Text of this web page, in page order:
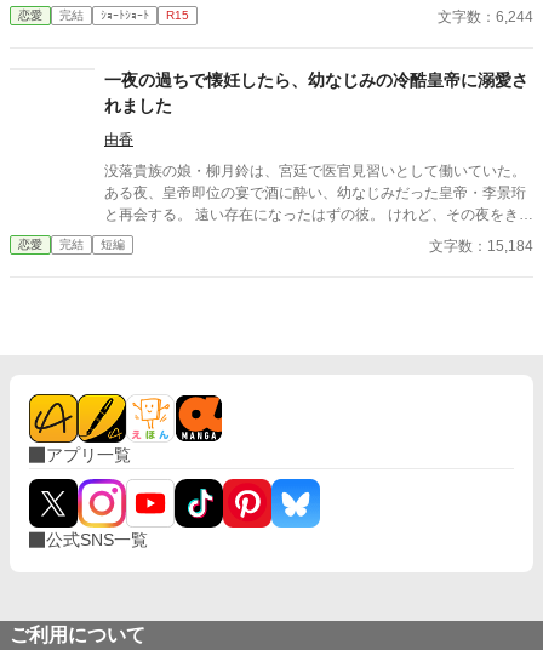
付き合ってくれた。 彼とは入社当時、部署は違ったが同じ仕事に
携わっていた。 きっとあの頃のわたしは、彼が好きだったんだと
のせいで、その一線は越えられなかった。 でも、あれから変わっ
た私なら……。 ****** 2021/05/29 公開 ****** 表紙 いもこは妹
pixivID:11163077
恋愛 完結 ｼｮｰﾄｼｮｰﾄ R15 文字数：6,244
一夜の過ちで懐妊したら、幼なじみの冷酷皇帝に溺愛さ
れました
由香
没落貴族の娘・柳月鈴は、宮廷で医官見習いとして働いていた。
ある夜、皇帝即位の宴で酒に酔い、幼なじみだった皇帝・李景珩
と再会する。 遠い存在になったはずの彼。 けれど、その夜をきっ
かけに月鈴の運命は大きく動き出す。 冷酷と恐れられる皇帝が、
なぜか彼女だけには甘すぎて――。
恋愛 完結 短編 文字数：15,184
アプリ一覧
公式SNS一覧
ご利用について